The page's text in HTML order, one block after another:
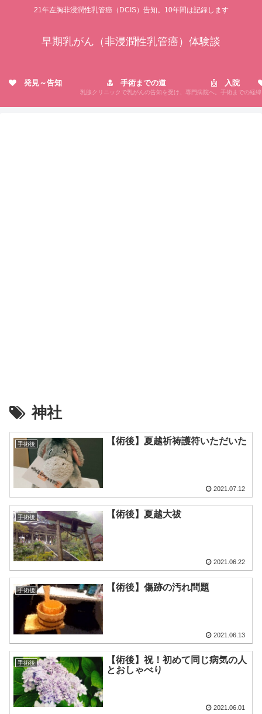
21年左胸非浸潤性乳管癌（DCIS）告知。10年間は記録します
早期乳がん（非浸潤性乳管癌）体験談
発見～告知 手術までの道
乳腺クリニックで乳がんの告知を受け、専門病院へ。手術までの経
入院
神社
手術後 【術後】夏越祈祷護符いただいた
2021.07.12
手術後 【術後】夏越大祓
2021.06.22
手術後 【術後】傷跡の汚れ問題
2021.06.13
手術後
【術後】祝！初めて同じ病気の人
とおしゃべり
2021.06.01